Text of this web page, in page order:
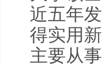
近五年
得实用
主要从